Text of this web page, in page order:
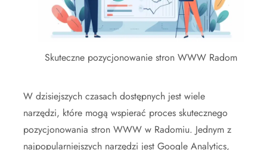
Skuteczne pozycjonowanie stron WWW Radom
W dzisiejszych czasach dostępnych jest wiele
narzędzi, które mogą wspierać proces skutecznego
pozycjonowania stron WWW w Radomiu. Jednym z
najpopularniejszych narzędzi jest Google Analytics,